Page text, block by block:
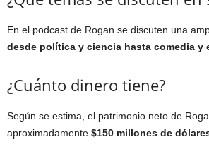
En el podcast de Rogan se discuten una
desde política y ciencia hasta comedia y
¿Cuánto dinero tiene?
Según se estima, el patrimonio neto de
aproximadamente $150 millones de